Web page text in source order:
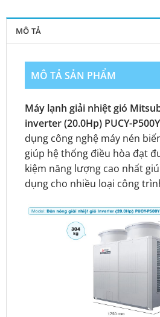
MÔ TẢ
MÔ TẢ SẢN PHẨM
Máy lạnh giải nhiệt gió
inverter (20.0Hp) PUCY-
dụng công nghệ máy nén
giúp hệ thống điều hòa đạt
kiệm năng lượng cao nhất
dụng cho nhiều loại công